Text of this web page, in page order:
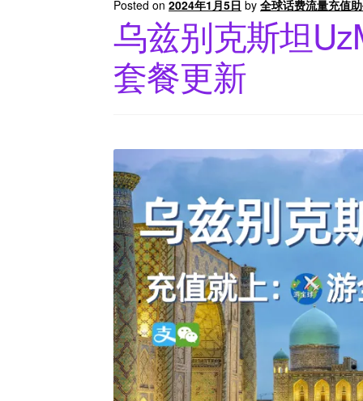
Posted on2024年1月5日 by全球话费流量充值
乌兹别克斯坦
套餐更新